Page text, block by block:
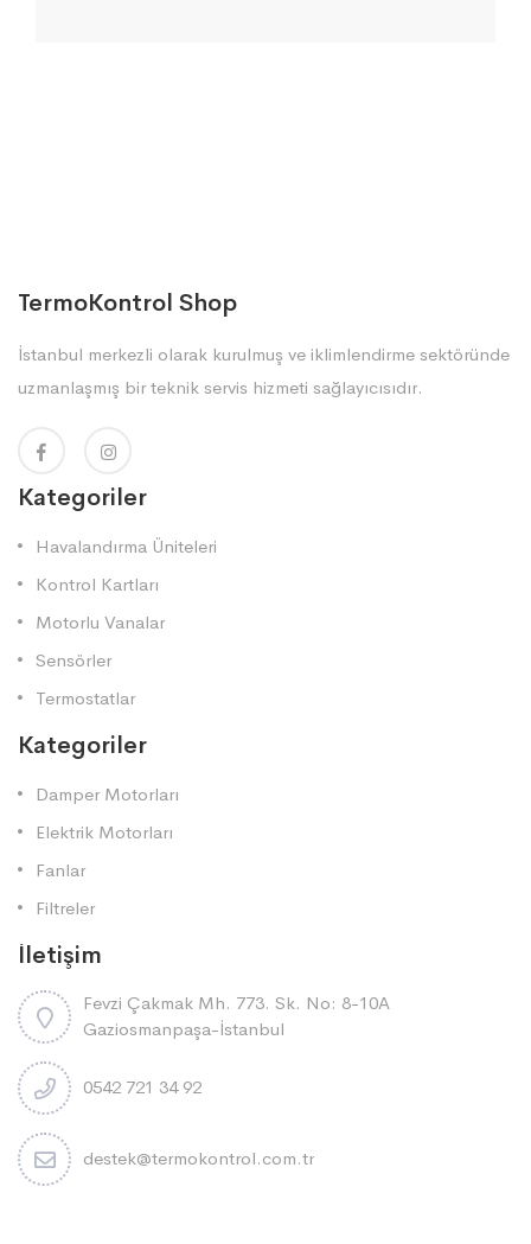
TermoKontrol Shop
İstanbul merkezli olarak kurulmuş ve iklimlendirme sektöründe
uzmanlaşmış bir teknik servis hizmeti sağlayıcısıdır.
Kategoriler
Havalandırma Üniteleri
Kontrol Kartları
Motorlu Vanalar
Sensörler
Termostatlar
Kategoriler
Damper Motorları
Elektrik Motorları
Fanlar
Filtreler
İletişim
Fevzi Çakmak Mh. 773. Sk. No: 8-10A
Gaziosmanpaşa-İstanbul
0542 721 34 92
destek@termokontrol.com.tr